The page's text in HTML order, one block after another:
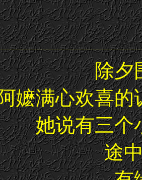
除夕
嬷满心欢喜的
她说有三个
途